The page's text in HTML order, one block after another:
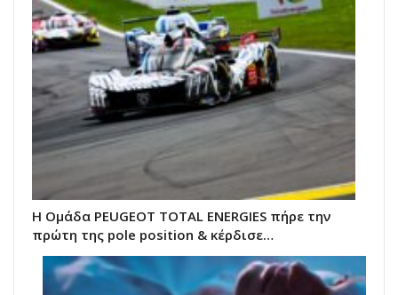
Η Ομάδα PEUGEOT TOTAL ENERGIES πήρε την
πρώτη της pole position & κέρδισε…